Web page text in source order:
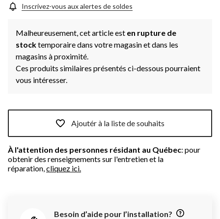
Inscrivez-vous aux alertes de soldes
Malheureusement, cet article est en rupture de
stocktemporaire dans votre magasin et dans les
magasins à proximité.
Ces produits similaires présentés ci-dessous pourraient
vous intéresser.
Ajoutér à la liste de souhaits
À l'attention des personnes résidant au Québec: pour
obtenir des renseignements sur l'entretien et la
réparation, cliquez ici.
Besoin d’aide pour l’installation?